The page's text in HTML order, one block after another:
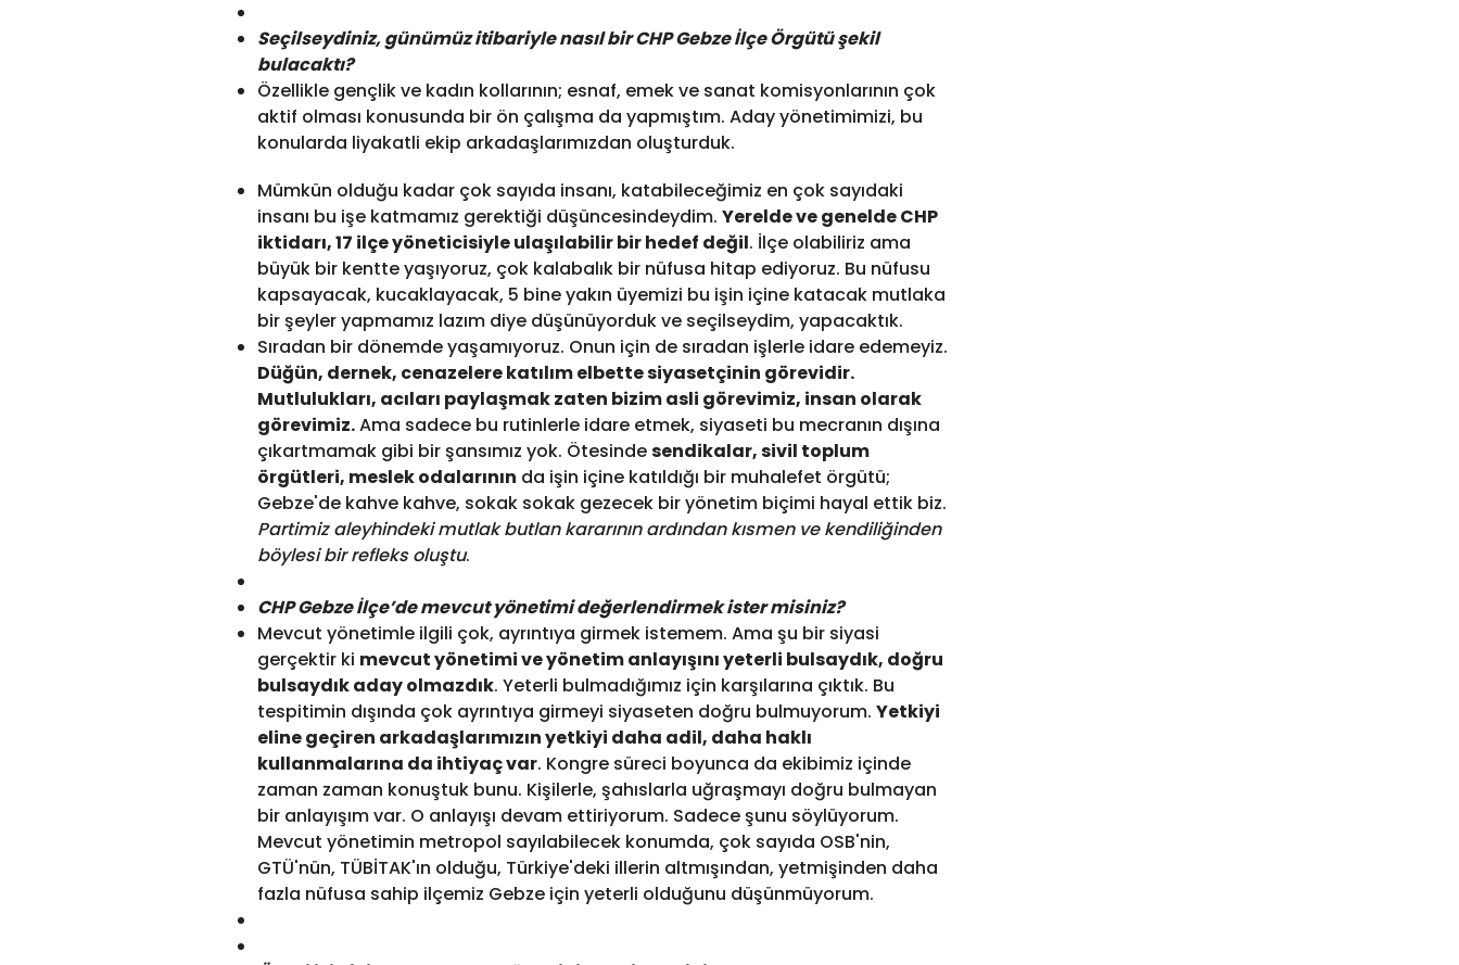
Seçilseydiniz, günümüz itibariyle nasıl bir CHP Gebze İlçe Örgütü şekil
bulacaktı?
Özellikle gençlik ve kadın kollarının; esnaf, emek ve sanat komisyonlarının çok
aktif olması konusunda bir ön çalışma da yapmıştım. Aday yönetimimizi, bu
konularda liyakatli ekip arkadaşlarımızdan oluşturduk.
Mümkün olduğu kadar çok sayıda insanı, katabileceğimiz en çok sayıdaki
insanı bu işe katmamız gerektiği düşüncesindeydim. Yerelde ve genelde CHP
iktidarı, 17 ilçe yöneticisiyle ulaşılabilir bir hedef değil. İlçe olabiliriz ama
büyük bir kentte yaşıyoruz, çok kalabalık bir nüfusa hitap ediyoruz. Bu nüfusu
kapsayacak, kucaklayacak, 5 bine yakın üyemizi bu işin içine katacak mutlaka
bir şeyler yapmamız lazım diye düşünüyorduk ve seçilseydim, yapacaktık.
Sıradan bir dönemde yaşamıyoruz. Onun için de sıradan işlerle idare edemeyiz.
Düğün, dernek, cenazelere katılım elbette siyasetçinin görevidir.
Mutlulukları, acıları paylaşmak zaten bizim asli görevimiz, insan olarak
görevimiz.Ama sadece bu rutinlerle idare etmek, siyaseti bu mecranın dışına
çıkartmamak gibi bir şansımız yok. Ötesindesendikalar, sivil toplum
örgütleri, meslek odalarının da işin içine katıldığı bir muhalefet örgütü;
Gebze'de kahve kahve, sokak sokak gezecek bir yönetim biçimi hayal ettik biz.
Partimiz aleyhindeki mutlak butlan kararının ardından kısmen ve kendiliğinden
böylesi bir refleks oluştu.
CHP Gebze İlçe’de mevcut yönetimi değerlendirmek ister misiniz?
Mevcut yönetimle ilgili çok, ayrıntıya girmek istemem. Ama şu bir siyasi
gerçektir ki mevcut yönetimi ve yönetim anlayışını yeterli bulsaydık, doğru
bulsaydık aday olmazdık. Yeterli bulmadığımız için karşılarına çıktık. Bu
tespitimin dışında çok ayrıntıya girmeyi siyaseten doğru bulmuyorum. Yetkiyi
eline geçiren arkadaşlarımızın yetkiyi daha adil, daha haklı
kullanmalarına da ihtiyaç var. Kongre süreci boyunca da ekibimiz içinde
zaman zaman konuştuk bunu. Kişilerle, şahıslarla uğraşmayı doğru bulmayan
bir anlayışım var. O anlayışı devam ettiriyorum. Sadece şunu söylüyorum.
Mevcut yönetimin metropol sayılabilecek konumda, çok sayıda OSB'nin,
GTÜ'nün, TÜBİTAK'ın olduğu, Türkiye'deki illerin altmışından, yetmişinden daha
fazla nüfusa sahip ilçemiz Gebze için yeterli olduğunu düşünmüyorum.